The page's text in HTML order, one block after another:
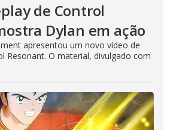
de Control
Dylan em ação
apresentou um novo vídeo de
Resonant. O material, divulgado com